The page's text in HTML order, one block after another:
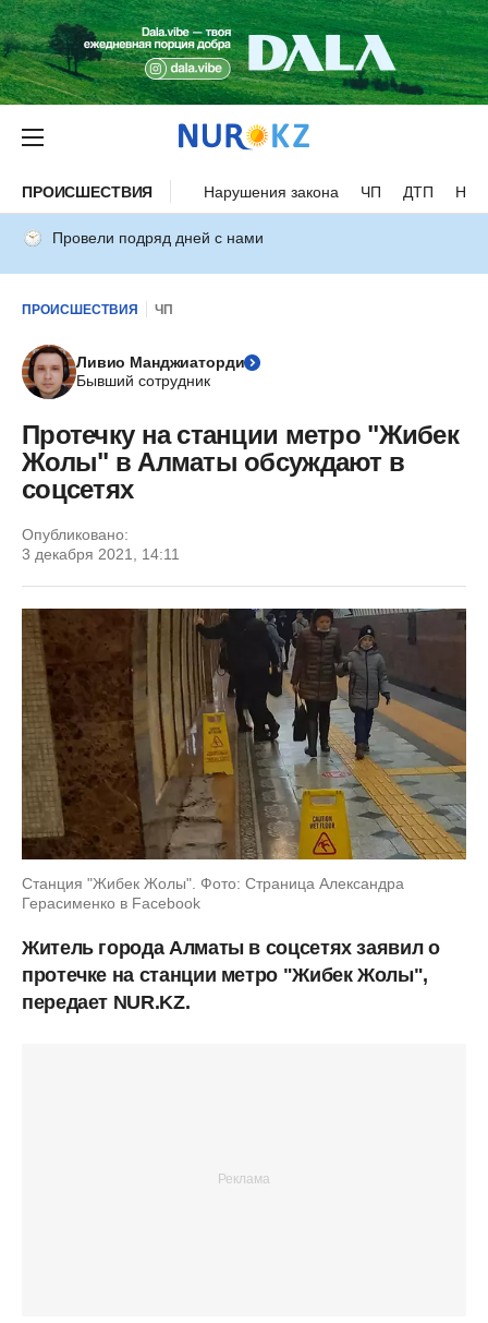
ПРОИСШЕСТВИЯ Нарушения закона ЧП ДТП
Провели подряд дней с нами
ПРОИСШЕСТВИЯ ЧП
Ливио Манджиаторди
Бывший сотрудник
Протечку на станции метро "Жибек
Жолы" в Алматы обсуждают в
соцсетях
Опубликовано:
3 декабря 2021, 14:11
Станция "Жибек Жолы". Фото: Страница Александра
Герасименко в Facebook
Житель города Алматы в соцсетях заявил о
протечке на станции метро "Жибек Жолы",
передает NUR.KZ.